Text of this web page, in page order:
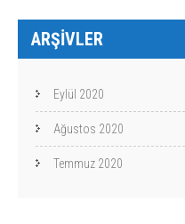
ARŞIVLER
Eylül 2020
Ağustos 2020
Temmuz 2020